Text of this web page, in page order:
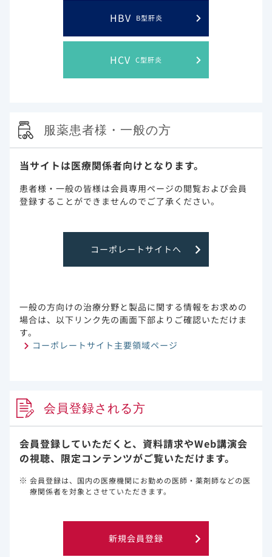
⽇本では、⻑らく曝露前予防（Pre-Exposure Prophylaxis；
でした。このため、HIV検査を実施している保健所等の公的検
査機関や性感染症の予防・診療に関⼼があるクリニック、コ
かったという側⾯があります。
を⾏うクリニックで⼊⼿できるジェネリックの輸⼊薬を服⽤
しているケースもあったと推察されます。PrEPによる効果を
も定期的にHIV感染症や性感染症、腎機能などの検査を⾏う必
に関⼼があるクリニック、コミュニティなどを通じて、対象
者へPrEPに関する情報を積極的に提供することが重要です。
2024年8⽉に新たに承認を取得したツルバダ配合錠の「HIV-1
るのみならず、PrEPに対する適切な情報提供の促進、PrEPの
認知度と信頼性の向上、安全なHIV感染予防の普及などをもた
⾼め、医薬品の適正使⽤に努めるとともに、定期的な検査・
診察によるフォローアップが可能な医療機関の増加および整
備も求められます。PrEPとして本剤を処⽅できる医療機関の
地域格差を解消することも、今後の重要な課題となるでしょ
を期待しています。
製品基本情報
製品名
薬価収載医薬品コード（厚労省コード）
HBV B型肝炎
HCV C型肝炎
服薬患者様・一般の方
当サイトは医療関係者向けとなります。
患者様・一般の皆様は会員専用ページの閲覧および会員
登録することができませんのでご了承ください。
コーポレートサイトへ
一般の方向けの治療分野と製品に関する情報をお求めの
場合は、以下リンク先の画面下部よりご確認いただけま
す。
コーポレートサイト主要領域ページ
会員登録される方
会員登録していただくと、資料請求やWeb講演会
の視聴、限定コンテンツがご覧いただけます。
会員登録は、国内の医療機関にお勤めの医師・薬剤師などの医
療関係者を対象とさせていただきます。
新規会員登録